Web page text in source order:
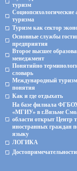
туризм
Социопсихологические
туризма
Туризм как сектор
Основные службы
предприятия
Второе высшее
менеджмент
Понятийно
словарь
Международный
понятия
Как и где отдыхать
На базе филиала
«МГИУ» в г.Вязьме
области открыт Центр
иностранных граждан
языку
ЛОГИКА